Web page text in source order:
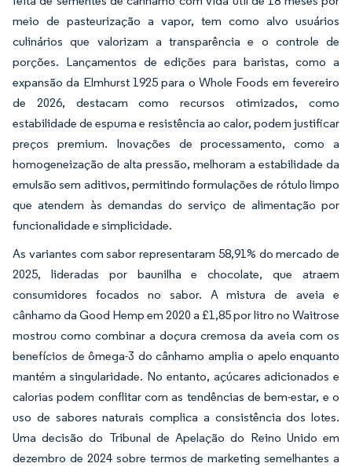
meio de pasteurização a vapor, tem como alvo usuários
culinários que valorizam a transparência e o controle de
porções. Lançamentos de edições para baristas, como a
expansão da Elmhurst 1925 para o Whole Foods em fevereiro
de 2026, destacam como recursos otimizados, como
estabilidade de espuma e resistência ao calor, podem justificar
preços premium. Inovações de processamento, como a
homogeneização de alta pressão, melhoram a estabilidade da
emulsão sem aditivos, permitindo formulações de rótulo limpo
que atendem às demandas do serviço de alimentação por
funcionalidade e simplicidade.
As variantes com sabor representaram 58,91% do mercado de
2025, lideradas por baunilha e chocolate, que atraem
consumidores focados no sabor. A mistura de aveia e
cânhamo da Good Hemp em 2020 a £1,85 por litro no Waitrose
mostrou como combinar a doçura cremosa da aveia com os
benefícios de ômega-3 do cânhamo amplia o apelo enquanto
mantém a singularidade. No entanto, açúcares adicionados e
calorias podem conflitar com as tendências de bem-estar, e o
uso de sabores naturais complica a consistência dos lotes.
Uma decisão do Tribunal de Apelação do Reino Unido em
dezembro de 2024 sobre termos de marketing semelhantes a